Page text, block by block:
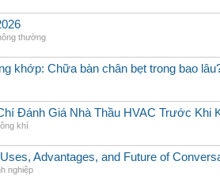
thường
khớp: Chữa bàn chân bẹt trong bao
Đánh Giá Nhà Thầu HVAC Trước Khi
khí
Advantages, and Future of
nghiệp